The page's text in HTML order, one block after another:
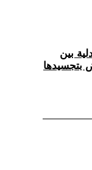
بين
بتجسيدها